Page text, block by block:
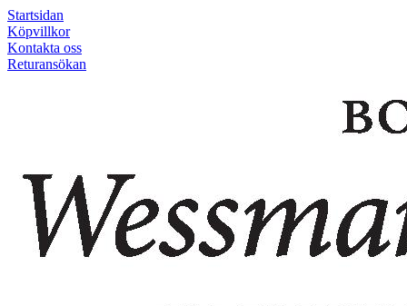
Startsidan
Köpvillkor
Kontakta oss
Returansökan